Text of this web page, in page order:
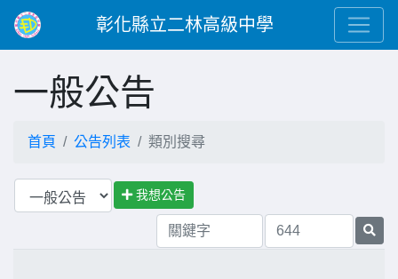
彰化縣立二林高級中學
一般公告
首頁 公告列表 類別搜尋
我想公告